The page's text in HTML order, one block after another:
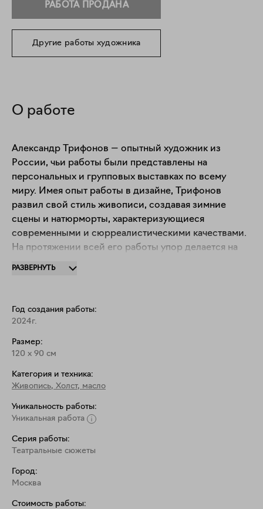
РАБОТА ПРОДАНА
Другие работы художника
О работе
Александр Трифонов — опытный художник из
России, чьи работы были представлены на
персональных и групповых выставках по всему
миру. Имея опыт работы в дизайне, Трифонов
развил свой стиль живописи, создавая зимние
сцены и натюрморты, характеризующиеся
современными и сюрреалистическими качествами.
На протяжении всей его работы упор делается на
РАЗВЕРНУТЬ
Год создания работы:
2024г.
Размер:
120 x 90 см
Категория и техника:
Живопись, Холст, масло
Уникальность работы:
Уникальная работа
Серия работы:
Театральные сюжеты
Город:
Москва
Стоимость работы: